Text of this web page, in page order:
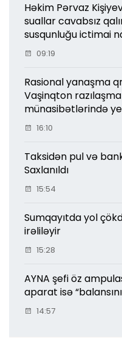
Həkim Pərvaz
suallar cavabsız
susqunluğu ictimai
09:19
Rasional yanaşma
Vaşinqton
münasibətlərində
16:10
Taksidən pul və
Saxlanıldı
15:54
Sumqayıtda yol
irəliləyir
15:28
AYNA şefi öz
aparat isə
14:57